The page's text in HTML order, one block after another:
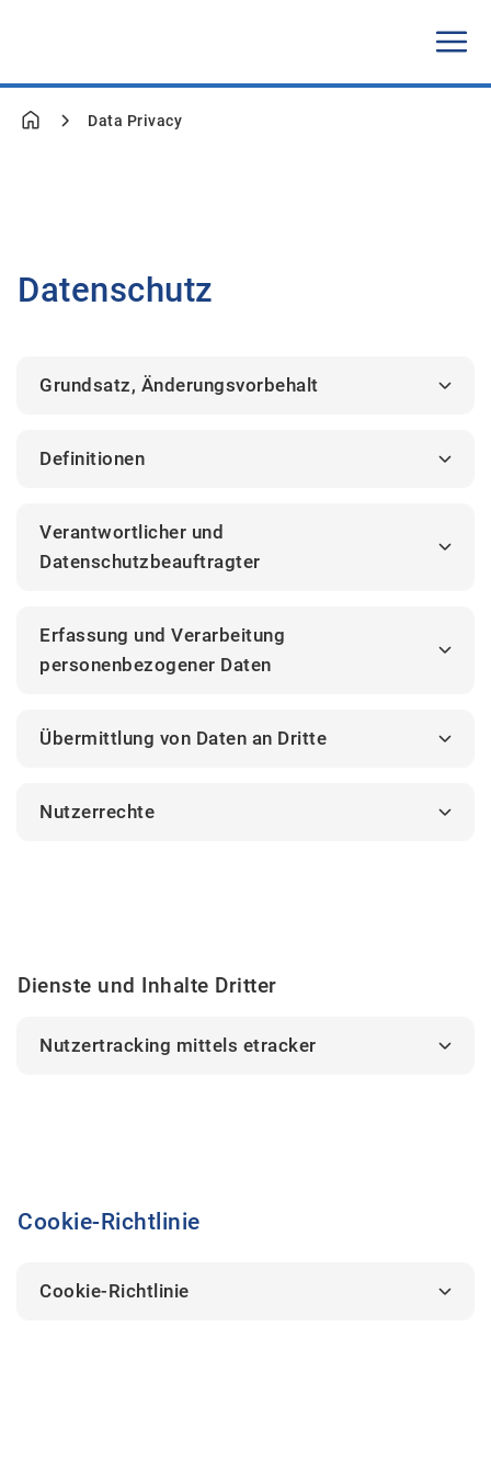
Data Privacy
Datenschutz
Grundsatz, Änderungsvorbehalt
Definitionen
Verantwortlicher und
Datenschutzbeauftragter
Erfassung und Verarbeitung
personenbezogener Daten
Übermittlung von Daten an Dritte
Nutzerrechte
Dienste und Inhalte Dritter
Nutzertracking mittels etracker
Cookie-Richtlinie
Cookie-Richtlinie